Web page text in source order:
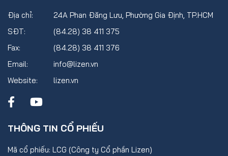
Địa chỉ:
24A Phan Đăng Lưu, Phường Gia Định, TP.HCM
SĐT:
(84.28) 38 411 375
Fax:
(84.28) 38 411 376
Email:
info@lizen.vn
Website:
lizen.vn
THÔNG TIN CỔ PHIẾU
Mã cổ phiếu: LCG (Công ty Cổ phần Lizen)